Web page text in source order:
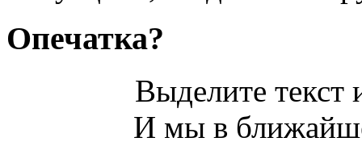
Опечатка?
Выделите
И мы в